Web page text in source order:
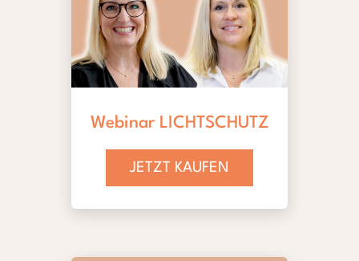
Webinar LICHTSCHUTZ
JETZT KAUFEN